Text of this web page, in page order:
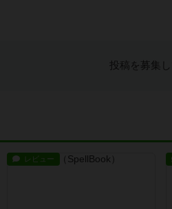
投稿を募集
レビュー